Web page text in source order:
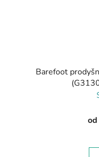
Barefoot
od